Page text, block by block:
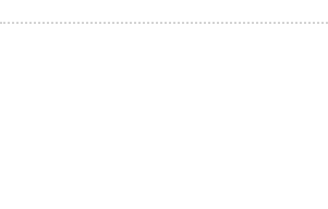
navigation